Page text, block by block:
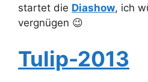
startet die Diashow, ich
vergnügen 😉
Tulip-2013